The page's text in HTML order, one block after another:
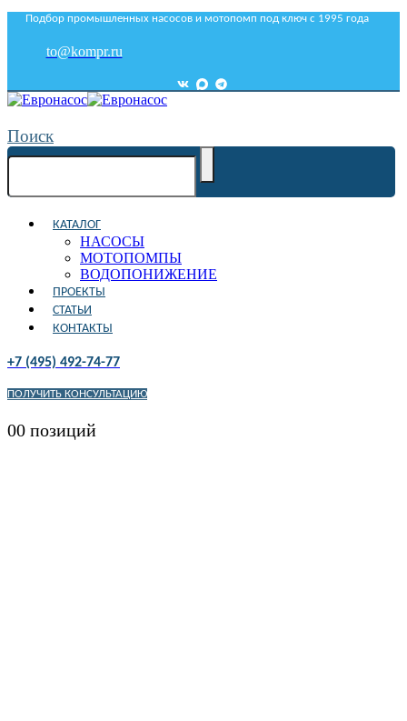
Подбор промышленных насосов и мотопомп под ключ с 1995 года
to@kompr.ru
Поиск
КАТАЛОГ
НАСОСЫ
МОТОПОМПЫ
ВОДОПОНИЖЕНИЕ
ПРОЕКТЫ
СТАТЬИ
КОНТАКТЫ
+7 (495) 492-74-77
ПОЛУЧИТЬ КОНСУЛЬТАЦИЮ
00 позиций